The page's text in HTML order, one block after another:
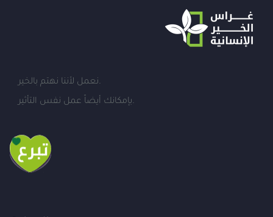
نعمل لأننا نهتم بالخير.
بإمكانك أيضاً عمل نفس التأثير.